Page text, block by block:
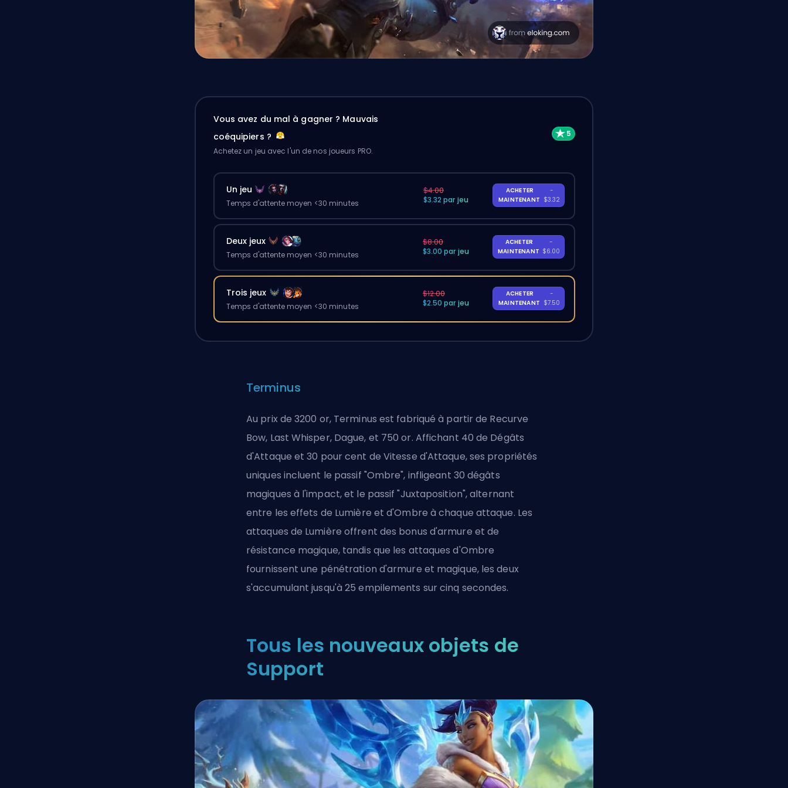
Vous avez du mal à gagner ? Mauvais
coéquipiers ?
Achetez un jeu avec l'un de nos joueurs PRO.
Un jeu
Temps d'attente moyen <30 minutes
$4.00
$3.32 par jeu
ACHETER
MAINTENANT
-
$3.32
Deux jeux
Temps d'attente moyen <30 minutes
$8.00
$3.00 par jeu
ACHETER
MAINTENANT
-
$6.00
Trois jeux
Temps d'attente moyen <30 minutes
$12.00
$2.50 par jeu
ACHETER
MAINTENANT
-
$7.50
Terminus
Au prix de 3200 or, Terminus est fabriqué à partir de Recurve
Bow, Last Whisper, Dague, et 750 or. Affichant 40 de Dégâts
d'Attaque et 30 pour cent de Vitesse d'Attaque, ses propriétés
uniques incluent le passif "Ombre", infligeant 30 dégâts
magiques à l'impact, et le passif "Juxtaposition", alternant
entre les effets de Lumière et d'Ombre à chaque attaque. Les
attaques de Lumière offrent des bonus d'armure et de
résistance magique, tandis que les attaques d'Ombre
fournissent une pénétration d'armure et magique, les deux
s'accumulant jusqu'à 25 empilements sur cinq secondes.
Tous les nouveaux objets de
Support